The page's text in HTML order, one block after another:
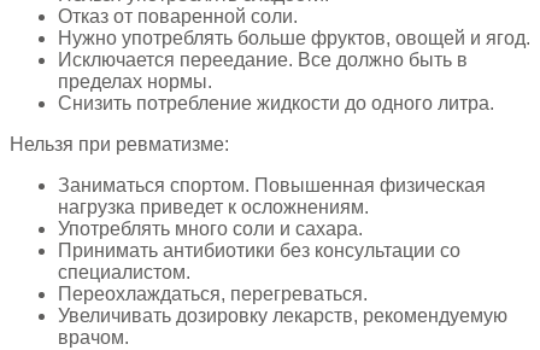
Отказ от поваренной соли.
Нужно употреблять больше фруктов, овощей и ягод.
Исключается переедание. Все должно быть в
пределах нормы.
Снизить потребление жидкости до одного литра.
Нельзя при ревматизме:
Заниматься спортом. Повышенная физическая
нагрузка приведет к осложнениям.
Употреблять много соли и сахара.
Принимать антибиотики без консультации со
специалистом.
Переохлаждаться, перегреваться.
Увеличивать дозировку лекарств, рекомендуемую
врачом.